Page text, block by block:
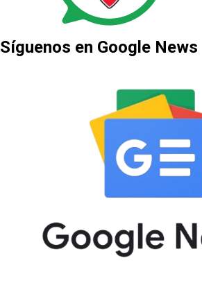
Síguenos en Google News